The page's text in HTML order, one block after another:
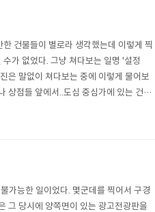
건물들이 별로라 생각했는데 이렇게 찍
가 없었다. 그냥 쳐다보는 일명 '설정
은 말없이 쳐다보는 중에 이렇게 물어보
상점들 앞에서..도심 중심가에 있는 건물
면 눈이 없어져보이는데다 사진 크기를
가능한 일이었다. 몇군데를 찍어서 구경
그 당시에 양쪽면이 있는 광고전광판을